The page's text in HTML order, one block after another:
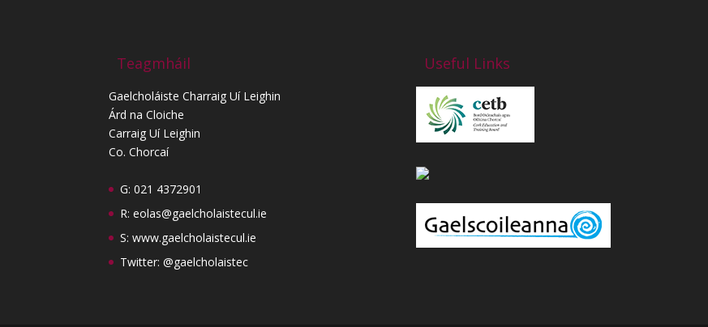
Teagmháil
Gaelcholáiste Charraig Uí Leighin
Árd na Cloiche
Carraig Uí Leighin
Co. Chorcaí
G: 021 4372901
R:eolas@gaelcholaistecul.ie
S:www.gaelcholaistecul.ie
Twitter: @gaelcholaistec
Useful Links